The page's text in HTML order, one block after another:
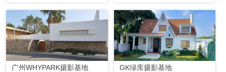
广州WHYPARK摄影基地 GK绿库摄影基地